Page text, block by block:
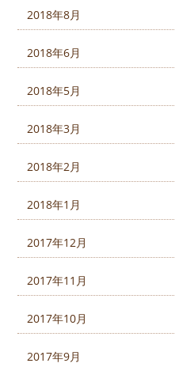
2018年8月
2018年6月
2018年5月
2018年3月
2018年2月
2018年1月
2017年12月
2017年11月
2017年10月
2017年9月